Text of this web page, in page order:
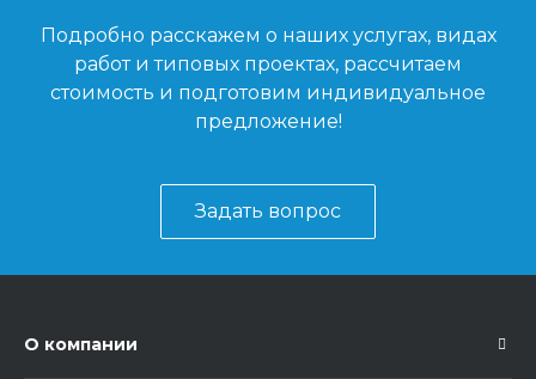
Подробно расскажем о наших услугах, видах
работ и типовых проектах, рассчитаем
стоимость и подготовим индивидуальное
предложение!
Задать вопрос
О компании